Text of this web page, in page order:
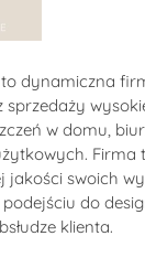
to dynamiczna
w domu,
Firma
jakości swoich
do
klienta.